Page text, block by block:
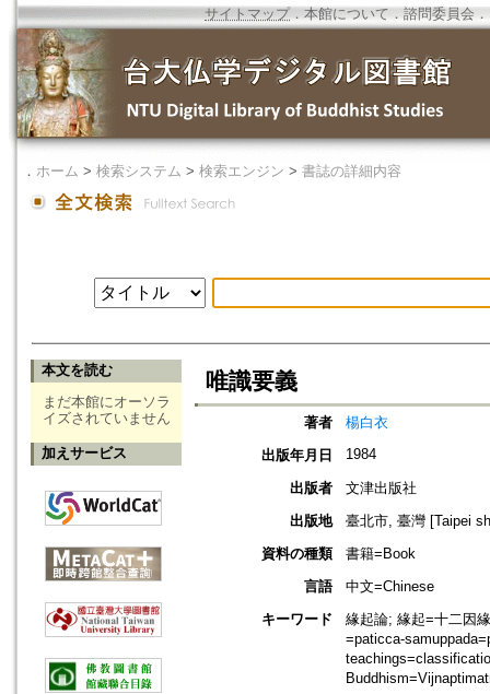
サイトマップ．本館について ． 諮問委員会 ．
． ホーム > 検索システム > 検索エンジン > 書誌の詳細内容
本文を読む
まだ本館にオーソラ
イズされていません
加えサービス
唯識要義
著者
楊白衣
出版年月日
1984
出版者
文津出版社
出版地
臺北市, 臺灣 [Taipei
資料の種類
書籍=Book
言語
中文=Chinese
キーワード
緣起論; 緣起=十二因
=paticca-